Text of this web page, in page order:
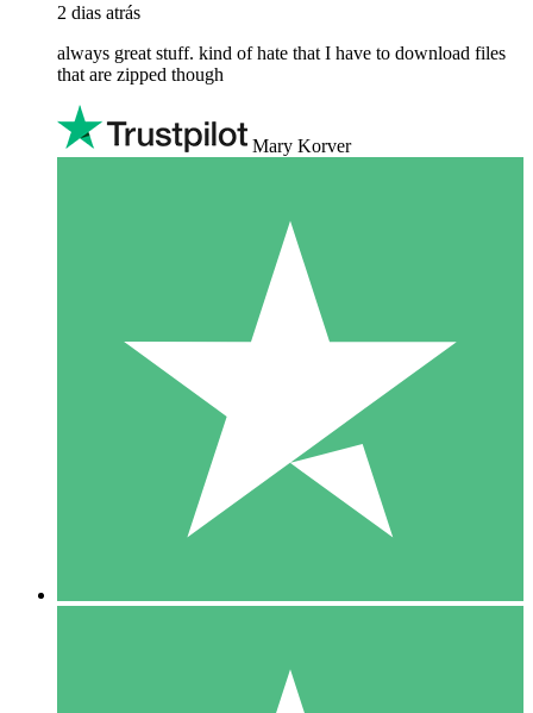
2 dias atrás
always great stuff. kind of hate that I have to download files
that are zipped though
Mary Korver